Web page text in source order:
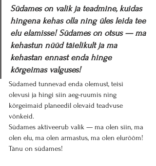
Südames on valik ja teadmine, kuidas
hingena kehas olla ning üles leida tee
elu elamisse! Südames on otsus — ma
kehastun nüüd täielikult ja ma
kehastan ennast enda hinge
kõrgeimas valguses!
Südamed tunnevad enda olemust, teisi
olevusi ja hingi siin aeg-ruumis ning
kõrgeimaid planeedil olevaid teadvuse
võnkeid.
Südames aktiveerub valik — ma olen siin, ma
olen elu, ma olen armastus, ma olen elurõõm!
Tänu on südames!